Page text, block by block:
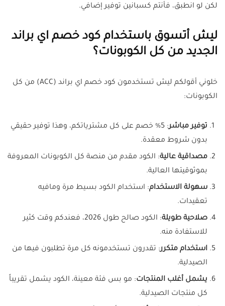
لكن لو انطبق، فأنتم كسبانين توفير إضافي.
ليش أتسوق باستخدام كود خصم اي براند
الجديد من كل الكوبونات؟
خلوني أقولكم ليش تستخدمون كود خصم اي براند (ACC) من كل
الكوبونات:
توفير مباشر
: 5% خصم على كل مشترياتكم، وهذا توفير حقيقي
بدون شروط معقدة.
مصداقية عالية: الكود مقدم من منصة كل الكوبونات المعروفة
بموثوقيتها العالية.
سهولة الاستخدام: استخدام الكود بسيط مرة ومافيه
تعقيدات.
صلاحية طويلة
: الكود صالح طول 2026، فعندكم وقت كثير
للاستفادة منه.
استخدام متكرر: تقدرون تستخدمونه كل مرة تطلبون فيها من
الصيدلية.
يشمل أغلب المنتجات: مو بس فئة معينة، الكود يشمل تقريباً
كل منتجات الصيدلية.